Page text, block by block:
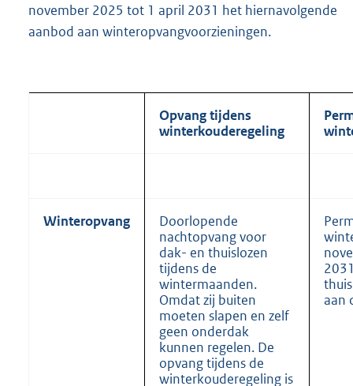
november 2025 tot 1 april 2031 het hiernavolgende
aanbod aan winteropvangvoorzieningen.
Opvang tijdens
winterkouderegeling
Winteropvang
Doorlopende
nachtopvang voor
dak- en thuislozen
tijdens de
wintermaanden.
Omdat zij buiten
moeten slapen en zelf
geen onderdak
kunnen regelen. De
opvang tijdens de
winterkouderegeling is
aan